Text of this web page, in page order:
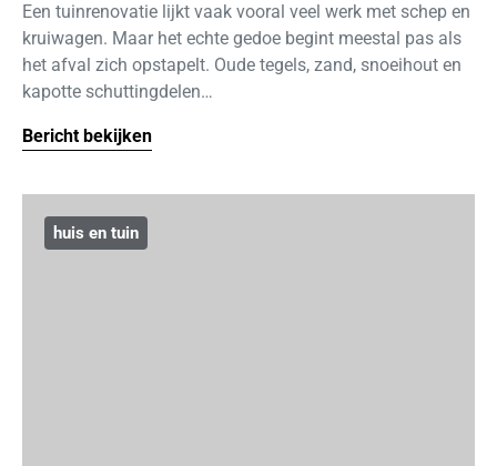
Een tuinrenovatie lijkt vaak vooral veel werk met schep en
kruiwagen. Maar het echte gedoe begint meestal pas als
het afval zich opstapelt. Oude tegels, zand, snoeihout en
kapotte schuttingdelen…
Bericht bekijken
huis en tuin